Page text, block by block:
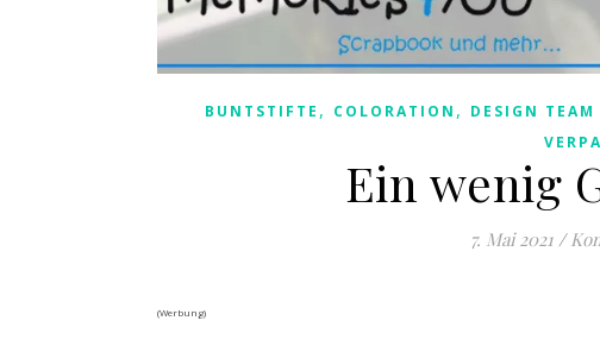
BUNTSTIFTE , COLORATION , DESIGN
Ein wenig
7. Mai 2021 /
(Werbung)